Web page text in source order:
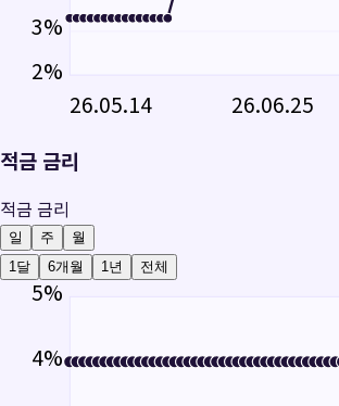
3%
2%
26.05.14
26.06.25
적금 금리
적금 금리
일 주
월
1달
6개월 1년 전체
5%
4%